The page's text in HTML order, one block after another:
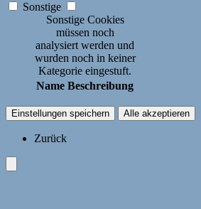
Sonstige
Sonstige Cookies
müssen noch
analysiert werden und
wurden noch in keiner
Kategorie eingestuft.
Name Beschreibung
Einstellungen speichern Alle akzeptieren
Zurück